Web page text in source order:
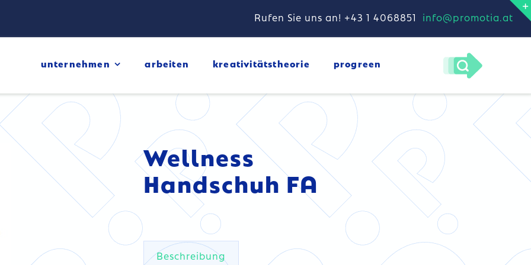
Rufen Sie uns an! +43 1 4068851 info@promotia.at
unternehmen arbeiten kreativitätstheorie progreen
Wellness
Handschuh FA
Beschreibung